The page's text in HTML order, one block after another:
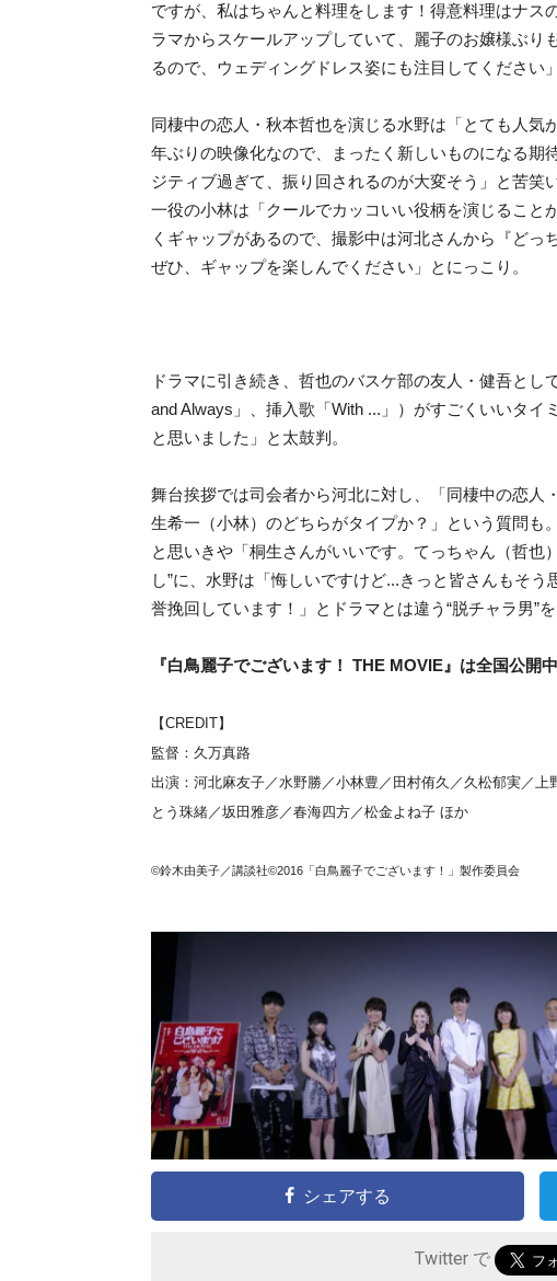
ですが、私はちゃんと料理をします！得意料理はナス
ラマからスケールアップしていて、麗子のお嬢様ぶり
るので、ウェディングドレス姿にも注目してください
同棲中の恋人・秋本哲也を演じる水野は「とても人気
年ぶりの映像化なので、まったく新しいものになる期
ジティブ過ぎて、振り回されるのが大変そう」と苦
一役の小林は「クールでカッコいい役柄を演じること
くギャップがあるので、撮影中は河北さんから『どっ
ぜひ、ギャップを楽しんでください」とにっこり。
ドラマに引き続き、哲也のバスケ部の友人・健吾と
and Always」、挿入歌「With ...」）がすごくいいタ
と思いました」と太鼓判。
舞台挨拶では司会者から河北に対し、「同棲中の恋人
生希一（小林）のどちらがタイプか？」という質問も
と思いきや「桐生さんがいいです。てっちゃん（哲也
し”に、水野は「悔しいですけど...きっと皆さんもそ
誉挽回しています！」とドラマとは違う“脱チャラ男”
『白鳥麗子でございます！ THE MOVIE』は全国公開中
【CREDIT】
監督：久万真路
出演：河北麻友子／水野勝／小林豊／田村侑久／久松郁実／上
とう珠緒／坂田雅彦／春海四方／松金よね子 ほか
©鈴木由美子／講談社©2016「白鳥麗子でございます！」製作委員会
シェアする
Twitter で